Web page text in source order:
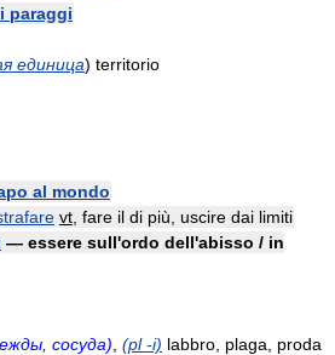
paraggi
единица) territorio
al mondo
vt , fare il di più, uscire dai limiti
— essere sull'ordo dell'abisso / in
сосуда) (pl -i) labbro, plaga, proda